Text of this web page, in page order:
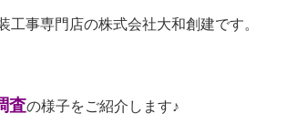
事専門店の株式会社大和創建です。
査の様子をご紹介します♪